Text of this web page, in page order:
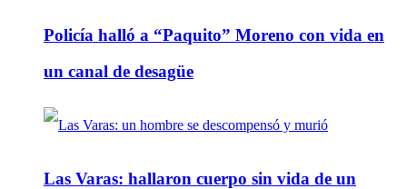
Policía halló a “Paquito” Moreno con vida en
un canal de desagüe
Las Varas: hallaron cuerpo sin vida de un